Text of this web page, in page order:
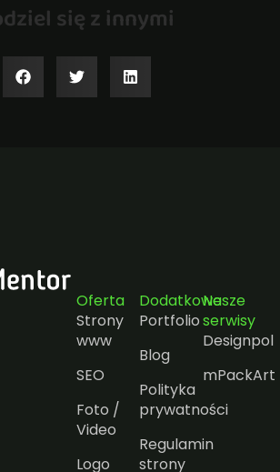
się z innymi
Oferta
Strony
www
SEO
Foto /
Video
Logo
Dodatkowe
Portfolio
Blog
Polityka
prywatności
Regulamin
strony
Nasze
serwisy
Designpol
mPackArt